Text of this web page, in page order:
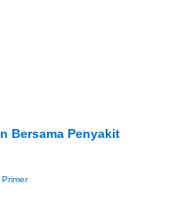
Bersama Penyakit